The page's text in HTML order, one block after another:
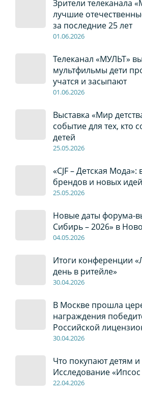
Зрители телеканала
лучшие
за последние 25 лет
01.06.2026
Телеканал «МУЛЬТ»
мультфильмы дети
учатся и засыпают
01.06.2026
Выставка «Мир
событие для тех, кто
детей
25.05.2026
«CJF – Детская
брендов и новых идей
25.05.2026
Новые даты форума-
Сибирь – 2026» в
04.05.2026
Итоги конференции
день в ритейле»
30.04.2026
В Москве прошла
награждения
Российской
30.04.2026
Что покупают детям
Исследование
22.04.2026